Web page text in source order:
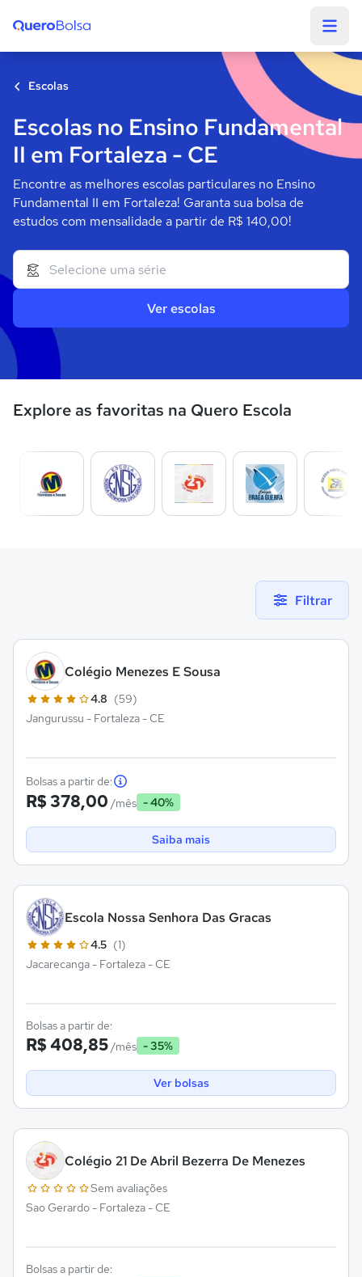
Escolas
Escolas no Ensino Fundamental
II em Fortaleza - CE
Encontre as melhores escolas particulares no Ensino
Fundamental II em Fortaleza! Garanta sua bolsa de
estudos com mensalidade a partir de R$ 140,00!
Ver escolas
Explore as favoritas na Quero Escola
Filtrar
Colégio Menezes E Sousa
4.8 (59)
Jangurussu - Fortaleza - CE
Bolsas a partir de:
R$ 378,00 /mês - 40%
Saiba mais
Escola Nossa Senhora Das Gracas
4.5 (1)
Jacarecanga - Fortaleza - CE
Bolsas a partir de:
R$ 408,85/mês - 35%
Ver bolsas
Colégio 21 De Abril Bezerra De Menezes
Sem avaliações
Sao Gerardo - Fortaleza - CE
Bolsas a partir de: